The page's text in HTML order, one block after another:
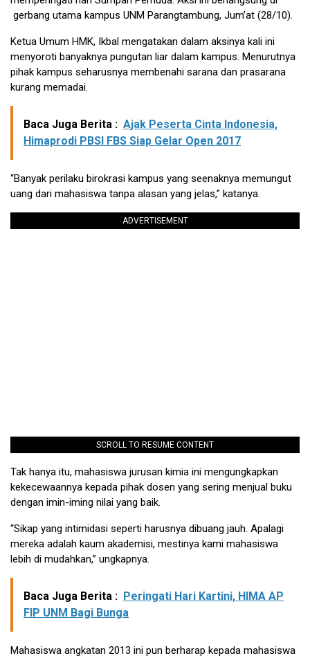
gerbang utama kampus UNM Parangtambung, Jum’at (28/10).
Ketua Umum HMK, Ikbal mengatakan dalam aksinya kali ini
menyoroti banyaknya pungutan liar dalam kampus. Menurutnya
pihak kampus seharusnya membenahi sarana dan prasarana
kurang memadai.
Baca Juga Berita : Ajak Peserta Cinta Indonesia,
Himaprodi PBSI FBS Siap Gelar Open 2017
“Banyak perilaku birokrasi kampus yang seenaknya memungut
uang dari mahasiswa tanpa alasan yang jelas,” katanya.
ADVERTISEMENT
SCROLL TO RESUME CONTENT
Tak hanya itu, mahasiswa jurusan kimia ini mengungkapkan
kekecewaannya kepada pihak dosen yang sering menjual buku
dengan imin-iming nilai yang baik.
“Sikap yang intimidasi seperti harusnya dibuang jauh. Apalagi
mereka adalah kaum akademisi, mestinya kami mahasiswa
lebih di mudahkan,” ungkapnya.
Baca Juga Berita : Peringati Hari Kartini, HIMA AP
FIP UNM Bagi Bunga
Mahasiswa angkatan 2013 ini pun berharap kepada mahasiswa